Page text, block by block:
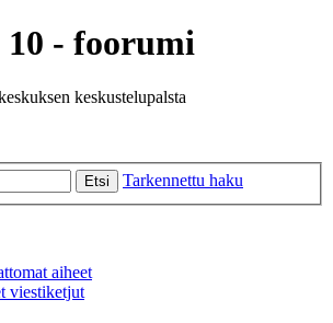
- foorumi
keskustelupalsta
Etsi Tarkennettu haku
aiheet
viestiketjut